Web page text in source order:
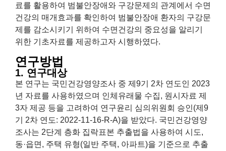
료를 활용하여 범불안장애와 구강문제의 관계에서 수면
건강의 매개효과를 확인하여 범불안장애 환자의 구강문
제를 감소시키기 위하여 수면건강의 중요성을 알리기
위한 기초자료를 제공하고자 시행하였다.
연구방법
1. 연구대상
본 연구는 국민건강영양조사 중 제9기 2차 연도인 2023
년 자료를 사용하였으며 인체유래물 수집, 원시자료 제
3자 제공 등을 고려하여 연구윤리 심의위원회 승인(제9
기 2차 연도: 2022-11-16-R-A)을 받았다. 국민건강영양
조사는 2단계 층화 집락표본 추출법을 사용하여 시도,
동·읍면, 주택 유형(일반 주택, 아파트)을 기준으로 추출